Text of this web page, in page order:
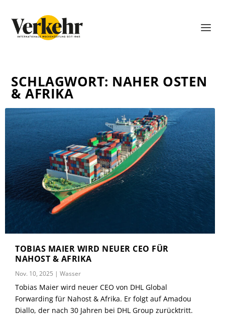
SCHLAGWORT: NAHER OSTEN
& AFRIKA
TOBIAS MAIER WIRD NEUER CEO FÜR
NAHOST & AFRIKA
Nov. 10, 2025 |Wasser
Tobias Maier wird neuer CEO von DHL Global
Forwarding für Nahost & Afrika. Er folgt auf Amadou
Diallo, der nach 30 Jahren bei DHL Group zurücktritt.